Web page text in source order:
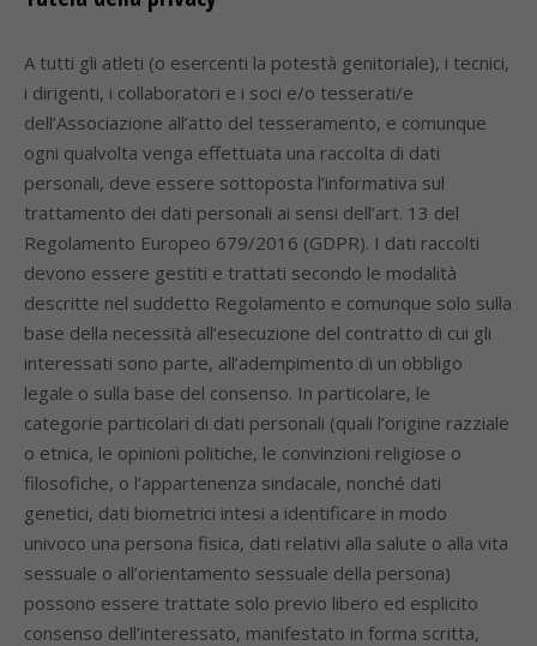
A tutti gli atleti (o esercenti la potestà genitoriale), i tecnici,
i dirigenti, i collaboratori e i soci e/o tesserati/e
dell’Associazione all’atto del tesseramento, e comunque
ogni qualvolta venga effettuata una raccolta di dati
personali, deve essere sottoposta l’informativa sul
trattamento dei dati personali ai sensi dell’art. 13 del
Regolamento Europeo 679/2016 (GDPR). I dati raccolti
devono essere gestiti e trattati secondo le modalità
descritte nel suddetto Regolamento e comunque solo sulla
base della necessità all’esecuzione del contratto di cui gli
interessati sono parte, all’adempimento di un obbligo
legale o sulla base del consenso. In particolare, le
categorie particolari di dati personali (quali l’origine razziale
o etnica, le opinioni politiche, le convinzioni religiose o
filosofiche, o l’appartenenza sindacale, nonché dati
genetici, dati biometrici intesi a identificare in modo
univoco una persona fisica, dati relativi alla salute o alla vita
sessuale o all’orientamento sessuale della persona)
possono essere trattate solo previo libero ed esplicito
consenso dell’interessato, manifestato in forma scritta,